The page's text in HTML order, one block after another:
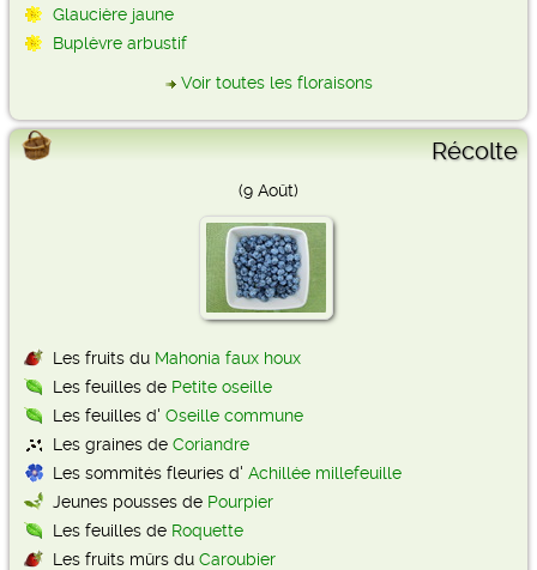
Glaucière jaune
Buplèvre arbustif
Voir toutes les floraisons
Récolte
(9 Août)
Les fruits du Mahonia faux houx
Les feuilles de Petite oseille
Les feuilles d' Oseille commune
Les graines de Coriandre
Les sommités fleuries d' Achillée millefeuille
Jeunes pousses de Pourpier
Les feuilles de Roquette
Les fruits mûrs du Caroubier